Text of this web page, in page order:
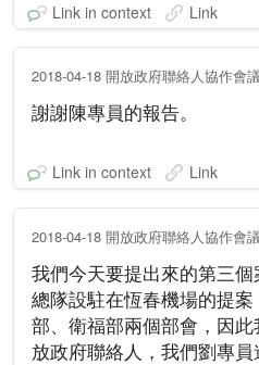
Link in context Link
2018-04-18 開放政府聯絡人協作會
謝謝陳專員的報告。
Link in context Link
2018-04-18 開放政府聯絡人協作會
我們今天要提出來的第三
總隊設駐在恆春機場的提
部、衛福部兩個部會，因
放政府聯絡人，我們劉專員